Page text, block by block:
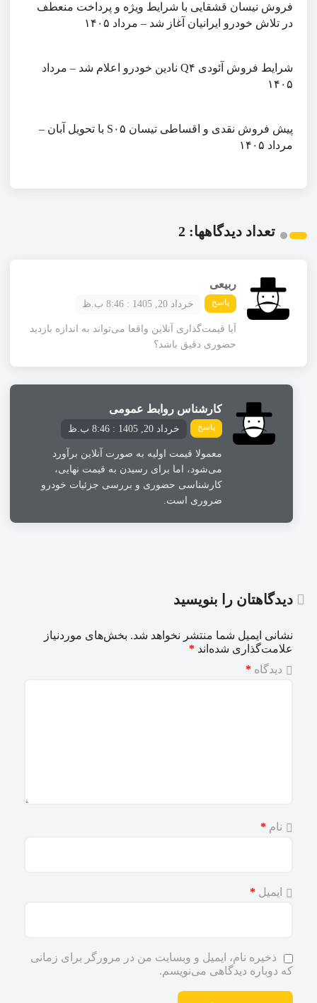
فروش نیسان قشقایی با شرایط ویژه و پرداخت منعطف
در تلاش خودرو ایرانیان آغاز شد – مرداد ۱۴۰۵
شرایط فروش آئودی Q۴ نادین خودرو اعلام شد – مرداد
۱۴۰۵
پیش فروش نقدی و اقساطی تیسان S۰۵ با تحویل آبان –
مرداد ۱۴۰۵
تعداد دیدگاهها: 2
ربیعی
پاسخ خرداد 20, 1405 : 8:46 ب.ظ
آیا قیمت‌گذاری آنلاین واقعا می‌تواند به اندازه بازدید
حضوری دقیق باشد؟
کارشناس روابط عمومی
پاسخ خرداد 20, 1405 : 8:46 ب.ظ
معمولا قیمت اولیه به صورت آنلاین برآورد
می‌شود، اما برای رسیدن به قیمت نهایی،
کارشناسی حضوری و بررسی جزئیات خودرو
ضروری است.
دیدگاهتان را بنویسید
نشانی ایمیل شما منتشر نخواهد شد. بخش‌های موردنیاز
علامت‌گذاری شده‌اند *
دیدگاه *
نام *
ایمیل *
ذخیره نام، ایمیل و وبسایت من در مرورگر برای زمانی
که دوباره دیدگاهی می‌نویسم.